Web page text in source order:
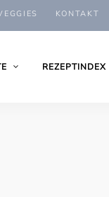
KONTAKT
REZEPTINDEX